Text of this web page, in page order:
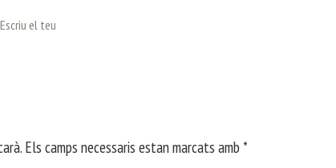
Escriu el teu
Els camps necessaris estan marcats amb *